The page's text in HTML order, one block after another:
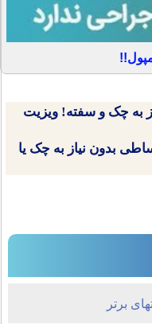
به چک و سفته! ویزیت
بدون نیاز به چک یا
برتر